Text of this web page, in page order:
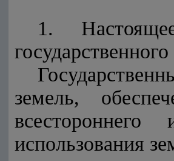
1.
земель,
использования